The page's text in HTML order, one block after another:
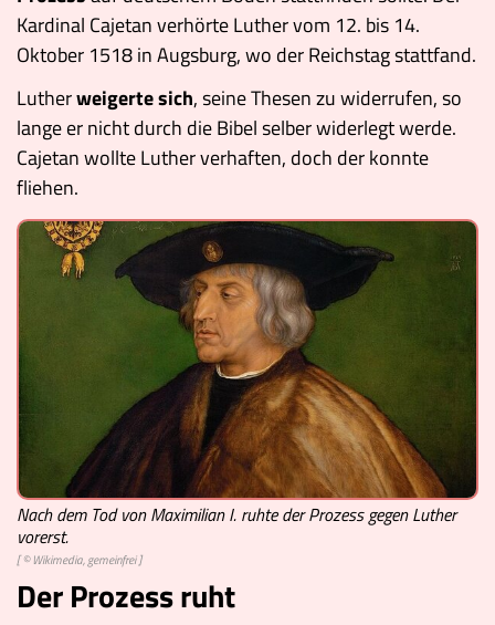
Kardinal Cajetan verhörte Luther vom 12. bis 14.
Oktober 1518 in Augsburg, wo der Reichstag stattfand.
Lutherweigerte sich, seine Thesen zu widerrufen, so
lange er nicht durch die Bibel selber widerlegt werde.
Cajetan wollte Luther verhaften, doch der konnte
fliehen.
Nach dem Tod von Maximilian I. ruhte der Prozess gegen Luther
vorerst.
[ © Wikimedia, gemeinfrei ]
Der Prozess ruht